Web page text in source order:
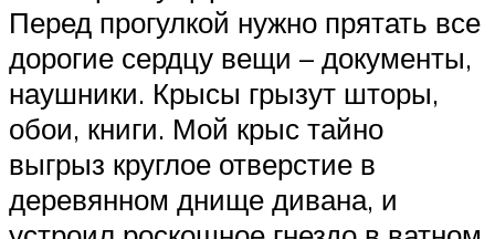
Перед прогулкой нужно прятать все
дорогие сердцу вещи – документы,
наушники. Крысы грызут шторы,
обои, книги. Мой крыс тайно
выгрыз круглое отверстие в
деревянном днище дивана, и